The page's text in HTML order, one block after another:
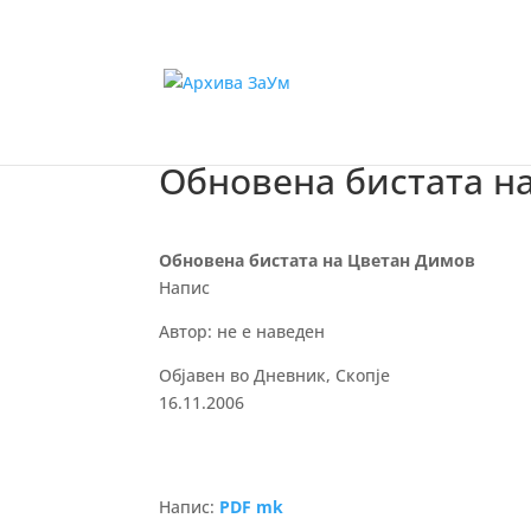
Обновена бистата
Обновена бистата на Цветан Димов
Напис
Автор: не е наведен
Објавен во Дневник, Скопје
16.11.2006
Напис: PDF mk